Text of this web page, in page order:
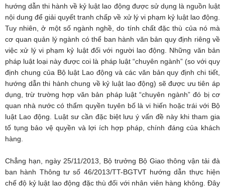
hướng dẫn thi hành về kỷ luật lao động được sử dụng là nguồn luật
nội dung để giải quyết tranh chấp về xử lý vi phạm kỷ luật lao động.
Tuy nhiên, ở một số ngành nghề, do tính chất đặc thù của nó mà
cơ quan quản lý ngành có thể ban hành văn bản quy định riêng về
việc xử lý vi phạm kỷ luật đối với người lao động. Những văn bản
pháp luật loại này được coi là pháp luật “chuyên ngành” (so với quy
định chung của Bộ luật Lao động và các văn bản quy định chi tiết,
hướng dẫn thi hành chung về kỷ luật lao động) sẽ được ưu tiên áp
dụng, trừ trường hợp văn bản pháp luật “chuyên ngành” đó bị cơ
quan nhà nước có thẩm quyền tuyên bố là vi hiến hoặc trái với Bộ
luật Lao động. Luật sư cần đặc biệt lưu ý vấn đề này khi tham gia
tố tụng bảo vệ quyền và lợi ích hợp pháp, chính đáng của khách
hàng.
Chẳng hạn, ngày 25/11/2013, Bộ trưởng Bộ Giao thông vận tải đà
ban hành Thông tư số 46/2013/TT-BGTVT hướng dẫn thực hiện
chế độ kỷ luật lao động đặc thù đối với nhân viên hàng không. Đây